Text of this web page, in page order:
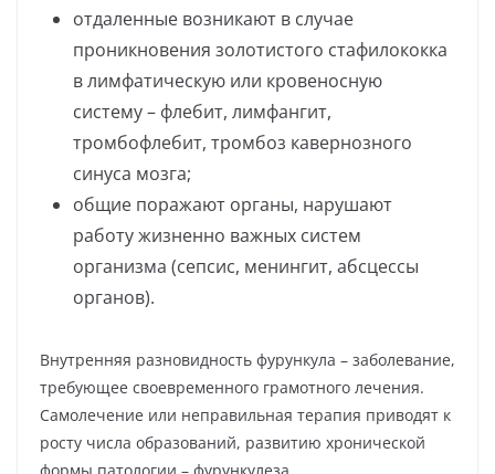
отдаленные возникают в случае
проникновения золотистого стафилококка
в лимфатическую или кровеносную
систему – флебит, лимфангит,
тромбофлебит, тромбоз кавернозного
синуса мозга;
общие поражают органы, нарушают
работу жизненно важных систем
организма (сепсис, менингит, абсцессы
органов).
Внутренняя разновидность фурункула – заболевание,
требующее своевременного грамотного лечения.
Самолечение или неправильная терапия приводят к
росту числа образований, развитию хронической